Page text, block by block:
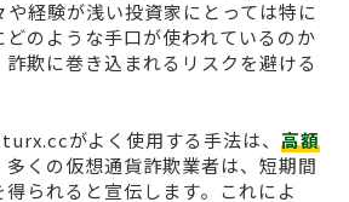
経験が浅い投資家にとっては特に
のような手口が使われているのか
欺に巻き込まれるリスクを避ける
がよく使用する手法は、 高額
多くの仮想通貨詐欺業者は、短期間
られると宣伝します。これによ